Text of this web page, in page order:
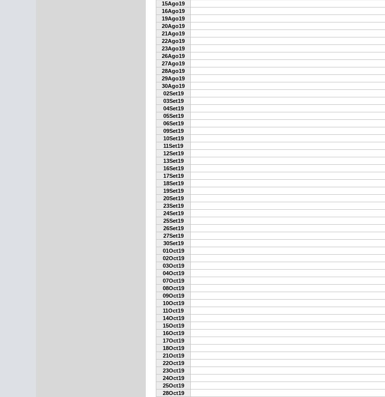
15Ago19
16Ago19
19Ago19
20Ago19
21Ago19
22Ago19
23Ago19
26Ago19
27Ago19
28Ago19
29Ago19
30Ago19
02Set19
03Set19
04Set19
05Set19
06Set19
09Set19
10Set19
11Set19
12Set19
13Set19
16Set19
17Set19
18Set19
19Set19
20Set19
23Set19
24Set19
25Set19
26Set19
27Set19
30Set19
01Oct19
02Oct19
03Oct19
04Oct19
07Oct19
08Oct19
09Oct19
10Oct19
11Oct19
14Oct19
15Oct19
16Oct19
17Oct19
18Oct19
21Oct19
22Oct19
23Oct19
24Oct19
25Oct19
28Oct19